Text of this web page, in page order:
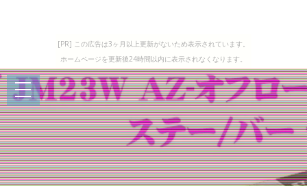
[PR] この広告は3ヶ月以上更新がないため表示されています。
ホームページを更新後24時間以内に表示されなくなります。